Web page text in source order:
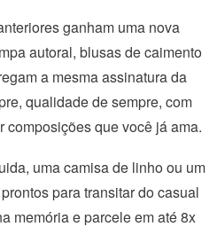
ganham uma nova
autoral, blusas de caimento
a mesma assinatura da
qualidade de sempre, com
que você já ama.
uma camisa de linho ou um
para transitar do casual
memória e parcele em até 8x